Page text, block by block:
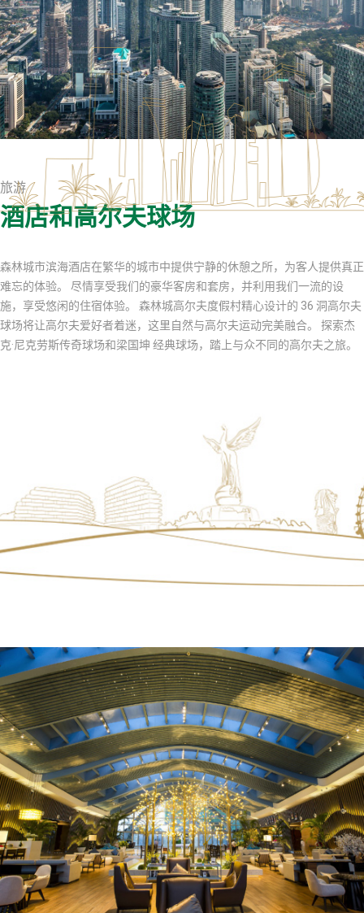
旅游
酒店和高尔夫球场
森林城市滨海酒店在繁华的城市中提供宁静的休憩之所，为客人提供真正
难忘的体验。 尽情享受我们的豪华客房和套房，并利用我们一流的设
施，享受悠闲的住宿体验。 森林城高尔夫度假村精心设计的 36 洞高尔夫
球场将让高尔夫爱好者着迷，这里自然与高尔夫运动完美融合。 探索杰
克·尼克劳斯传奇球场和梁国坤 经典球场，踏上与众不同的高尔夫之旅。